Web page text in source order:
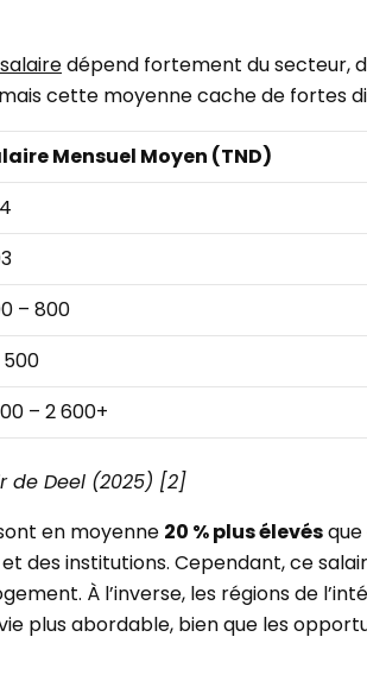
dépend fortement du secteur,
cette moyenne cache de fortes
Mensuel Moyen (TND)
– 800
500
– 2 600+
de Deel (2025) [2]
en moyenne 20 % plus élevés
des institutions. Cependant, ce
À l’inverse, les régions de
plus abordable, bien que les